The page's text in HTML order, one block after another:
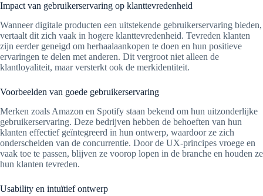
Impact van gebruikerservaring op klanttevredenheid
Wanneer digitale producten een uitstekende gebruikerservaring bieden,
vertaalt dit zich vaak in hogere klanttevredenheid. Tevreden klanten
zijn eerder geneigd om herhaalaankopen te doen en hun positieve
ervaringen te delen met anderen. Dit vergroot niet alleen de
klantloyaliteit, maar versterkt ook de merkidentiteit.
Voorbeelden van goede gebruikerservaring
Merken zoals Amazon en Spotify staan bekend om hun uitzonderlijke
gebruikerservaring. Deze bedrijven hebben de behoeften van hun
klanten effectief geïntegreerd in hun ontwerp, waardoor ze zich
onderscheiden van de concurrentie. Door de UX-principes vroege en
vaak toe te passen, blijven ze voorop lopen in de branche en houden ze
hun klanten tevreden.
Usability en intuïtief ontwerp